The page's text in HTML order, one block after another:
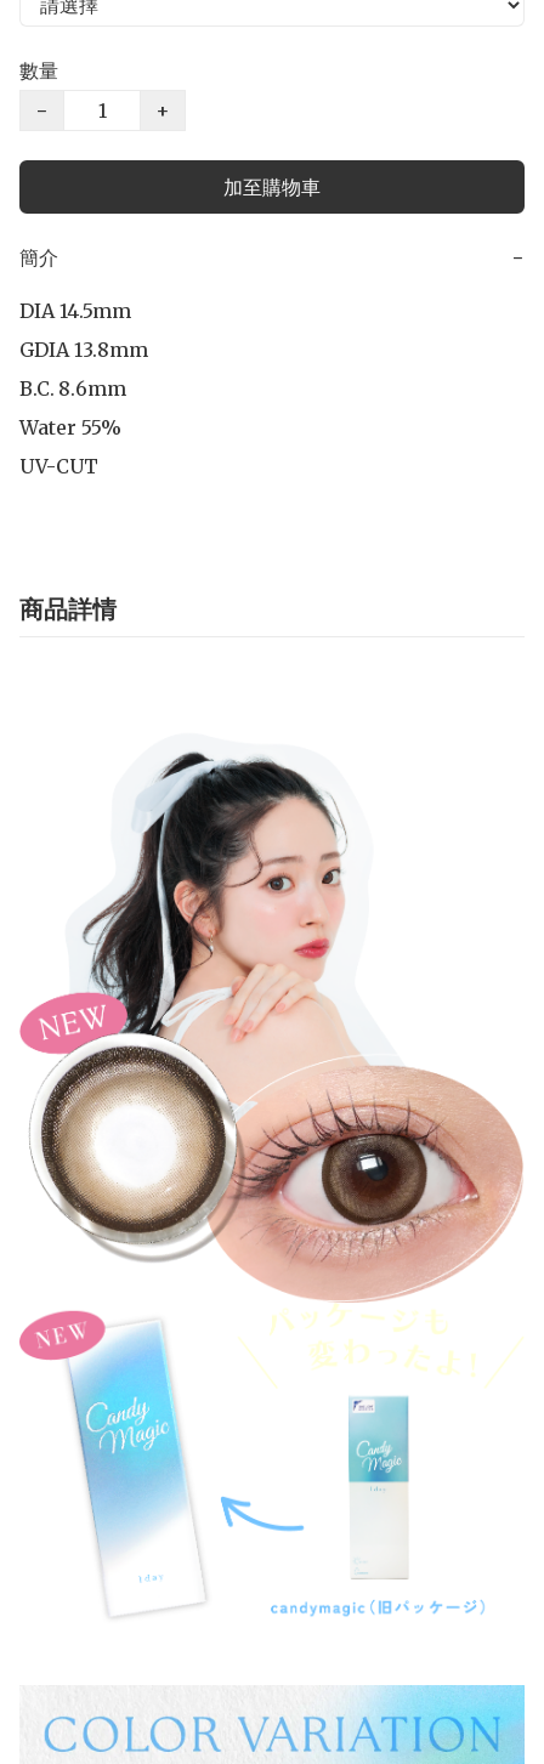
數量
−
+
加至購物車
簡介 −
DIA 14.5mm
GDIA 13.8mm
B.C.	8.6mm
Water 55%
UV-CUT
商品詳情